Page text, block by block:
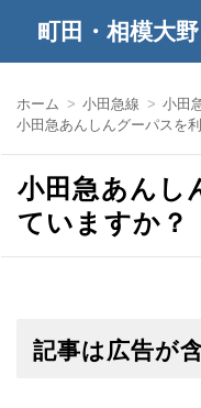
町田・相模大
ホーム 小田急線
小田
小田急あんしんグーパスを
小田急あんし
ていますか？
記事は広告が